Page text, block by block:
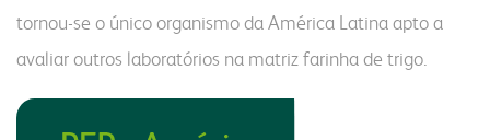
tornou-se o único organismo da América Latina apto a
avaliar outros laboratórios na matriz farinha de trigo.